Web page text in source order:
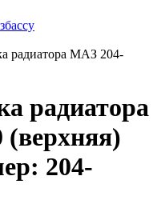
радиатора МАЗ 204-
радиатора
204-